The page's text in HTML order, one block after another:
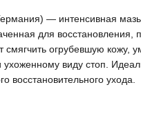
— интенсивная
для восстановления,
огрубевшую кожу,
ухоженному виду стоп.
восстановительного ухода.